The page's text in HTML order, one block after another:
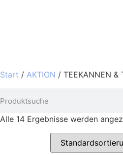
Start / AKTION / TEEKANNEN &
Alle 14 Ergebnisse werden